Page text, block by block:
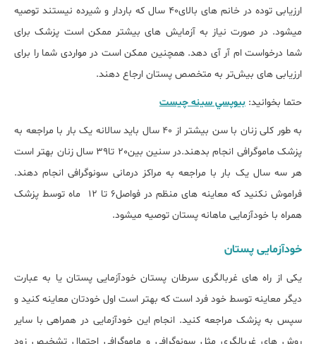
ارزیابی توده در خانم های بالای40 سال که باردار و شیرده نیستند توصیه
می‎شود. در صورت نیاز به آزمایش های بیشتر ممکن است پزشک برای
شما درخواست ام آر آی دهد. همچنین ممکن است در مواردی شما را برای
ارزیابی های بیش‌تر به متخصص پستان ارجاع دهند.
حتما بخوانید: بيوپسي سينه چيست
به طور کلی زنان با سن بیشتر از 40 سال باید سالانه یک بار با مراجعه به
پزشک ماموگرافی انجام بدهند.در سنین بین20 تا39 سال زنان بهتر است
هر سه سال یک بار با مراجعه به مراکز درمانی سونوگرافی انجام دهند.
فراموش نکنید که معاینه های منظم در فواصل6 تا 12 ماه توسط پزشک
همراه با خودآزمایی ماهانه پستان توصیه می‎شود.
خودآزمایی پستان
یکی از راه های غربالگری سرطان پستان خودآزمایی پستان یا به عبارت
دیگر معاینه توسط خود فرد است که بهتر است اول خودتان معاینه کنید و
سپس به پزشک مراجعه کنید. انجام این خودآزمایی در همراهی با سایر
روش های غربالگری مثل سونوگرافی و ماموگرافی احتمال تشخیص زود